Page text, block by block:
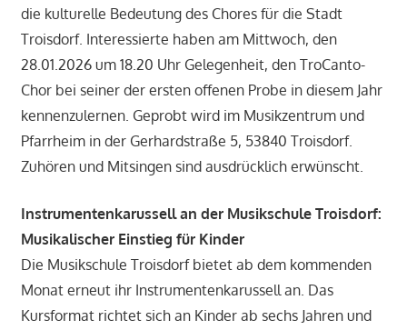
die kulturelle Bedeutung des Chores für die Stadt
Troisdorf. Interessierte haben am Mittwoch, den
28.01.2026 um 18.20 Uhr Gelegenheit, den TroCanto-
Chor bei seiner der ersten offenen Probe in diesem Jahr
kennenzulernen. Geprobt wird im Musikzentrum und
Pfarrheim in der Gerhardstraße 5, 53840 Troisdorf.
Zuhören und Mitsingen sind ausdrücklich erwünscht.
Instrumentenkarussell an der Musikschule Troisdorf:
Musikalischer Einstieg für Kinder
Die Musikschule Troisdorf bietet ab dem kommenden
Monat erneut ihr Instrumentenkarussell an. Das
Kursformat richtet sich an Kinder ab sechs Jahren und